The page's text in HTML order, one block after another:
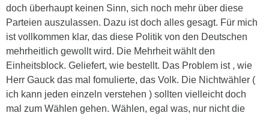
doch überhaupt keinen Sinn, sich noch mehr über diese
Parteien auszulassen. Dazu ist doch alles gesagt. Für mich
ist vollkommen klar, das diese Politik von den Deutschen
mehrheitlich gewollt wird. Die Mehrheit wählt den
Einheitsblock. Geliefert, wie bestellt. Das Problem ist , wie
Herr Gauck das mal fomulierte, das Volk. Die Nichtwähler (
ich kann jeden einzeln verstehen ) sollten vielleicht doch
mal zum Wählen gehen. Wählen, egal was, nur nicht die